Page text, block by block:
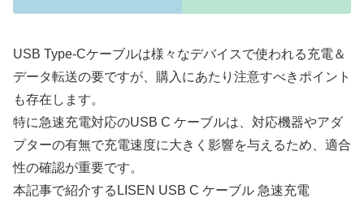
USB Type-Cケーブルは様々なデバイスで使われる充電＆
データ転送の要ですが、購入にあたり注意すべきポイント
も存在します。
特に急速充電対応のUSB C ケーブルは、対応機器やアダ
プターの有無で充電速度に大きく影響を与えるため、適合
性の確認が重要です。
本記事で紹介する LISEN USB C ケーブル 急速充電